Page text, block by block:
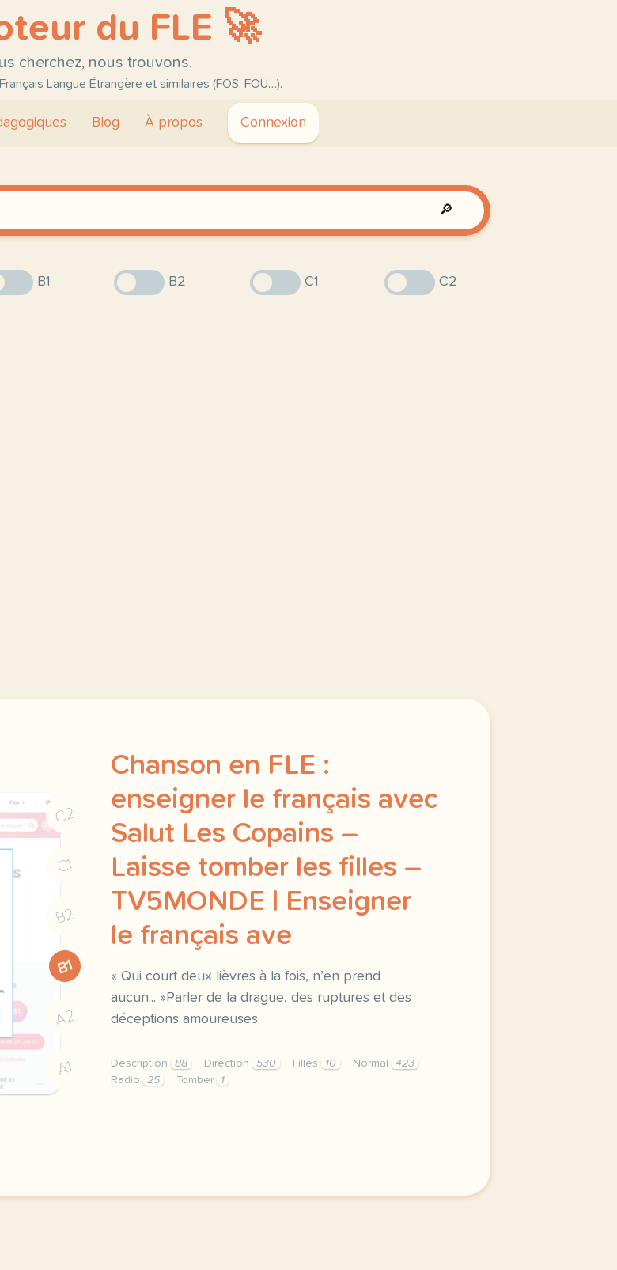
du FLE 🚀
cherchez, nous trouvons.
Langue Étrangère et similaires (FOS, FOU…).
Blog À propos Connexion
🔎
B1 B2 C1 C2
C2
C1
B2
B1
A2
A1
Chanson en FLE :
enseigner le français avec
Salut Les Copains –
Laisse tomber les filles –
TV5MONDE | Enseigner
le français ave
« Qui court deux lièvres à la fois, n’en prend
aucun... »Parler de la drague, des ruptures et des
déceptions amoureuses.
Description 88 Direction 530 Filles 10 Normal
423
Radio
25 Tomber 1